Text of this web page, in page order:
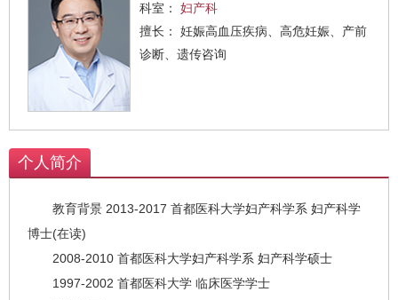
科室： 妇产科
擅长： 妊娠高血压疾病、高危妊娠、产前
诊断、遗传咨询
个人简介
教育背景 2013-2017 首都医科大学妇产科学系 妇产科学
博士(在读)
2008-2010 首都医科大学妇产科学系 妇产科学硕士
1997-2002 首都医科大学 临床医学学士